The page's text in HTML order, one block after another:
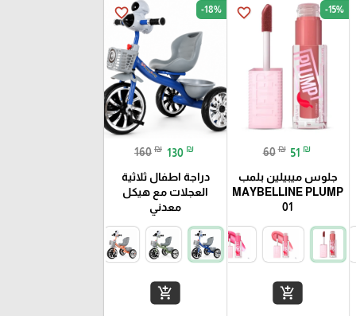
favorite_border -15%
60 ₪ 51 ₪
جلوس ميبيلين بلمب
MAYBELLINE PLUMP
01
add_shopping_cart
favorite_border -18%
160 ₪ 130 ₪
دراجة اطفال ثلاثية
العجلات مع هيكل
معدني
add_shopping_cart